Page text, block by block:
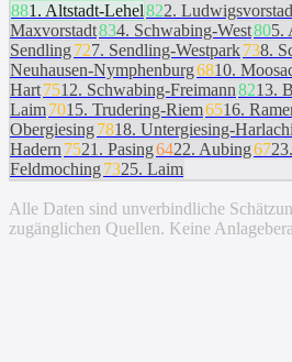
881 . Altstadt-Lehel822.
Maxvorstadt834. Schwabing-West805.
Sendling 727. Sendling-Westpark738.
Neuhausen-Nymphenburg6810.
Hart7512. Schwabing-Freimann8213.
Laim7015. Trudering-Riem6516.
Obergiesing 7818. Untergiesing-
Hadern 7521 . Pasing6422. Aubing6723.
Feldmoching 7325. Laim
Alle Daten sind unverbindliche
zugänglichen Quellen. Keine